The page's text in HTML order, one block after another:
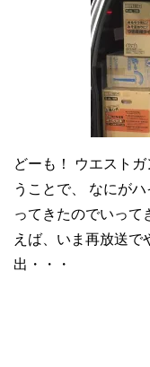
どーも！ ウエスト
うことで、 なにが
ってきたのでいって
えば、いま再放送で
出・・・